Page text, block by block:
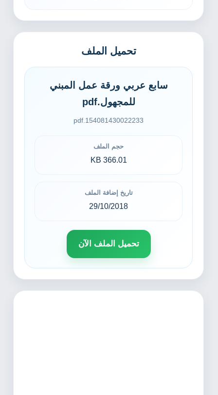
تحميل الملف
سابع عربي ورقة عمل المبني
للمجهول.pdf
154081430022233.pdf
حجم الملف
366.01 KB
تاريخ إضافة الملف
29/10/2018
تحميل الملف الآن